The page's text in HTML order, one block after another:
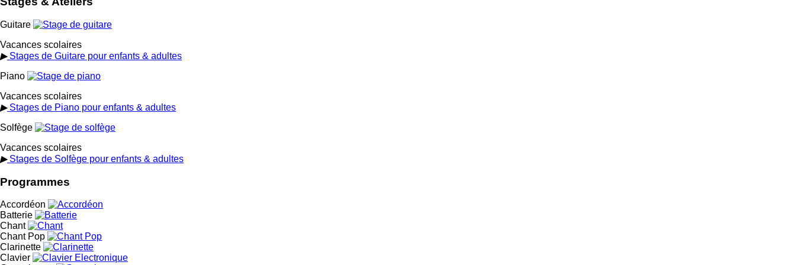
Guitare
Vacances scolaires
▶Stages de Guitare pour enfants & adultes
Piano
Vacances scolaires
▶Stages de Piano pour enfants & adultes
Solfège
Vacances scolaires
▶Stages de Solfège pour enfants & adultes
Programmes
Accordéon
Batterie
Chant
Chant Pop
Clarinette
Clavier